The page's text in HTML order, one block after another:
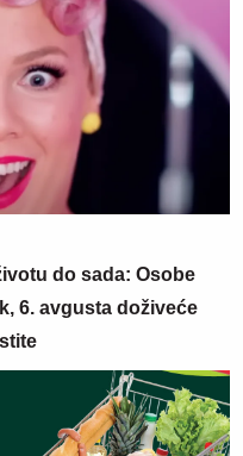
do sada: Osobe
6. avgusta doživeće